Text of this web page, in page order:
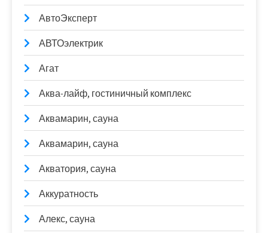
АвтоЭксперт
АВТОэлектрик
Агат
Аква-лайф, гостиничный комплекс
Аквамарин, сауна
Аквамарин, сауна
Акватория, сауна
Аккуратность
Алекс, сауна